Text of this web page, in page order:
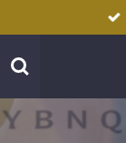
direct
naar
de
hoofdinhoud